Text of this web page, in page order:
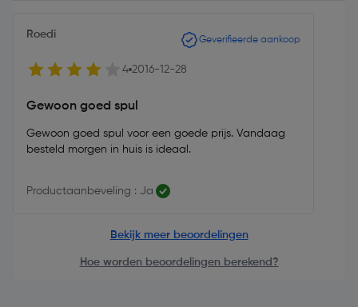
Roedi Geverifieerde aankoop
4 2016-12-28
Gewoon goed spul
Gewoon goed spul voor een goede prijs. Vandaag
besteld morgen in huis is ideaal.
Productaanbeveling : Ja
Bekijk meer beoordelingen
Hoe worden beoordelingen berekend?